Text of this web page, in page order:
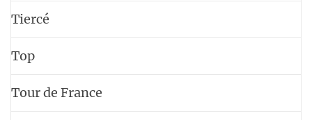
Tiercé
Top
Tour de France